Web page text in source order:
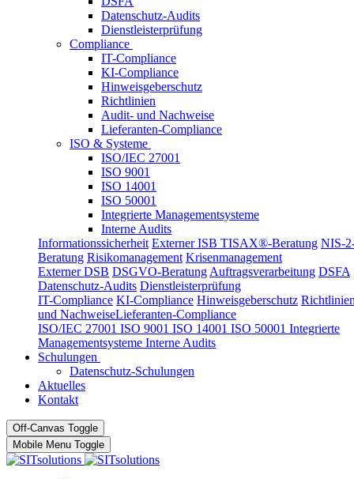
Datenschutz-Audits
Dienstleisterprüfung
Compliance
IT-Compliance
KI-Compliance
Hinweisgeberschutz
Richtlinien
Audit- und Nachweise
Lieferanten-Compliance
ISO & Systeme
ISO/IEC 27001
ISO 9001
ISO 14001
ISO 50001
Integrierte Managementsysteme
Interne Audits
Informationssicherheit Externer ISB TISAX®-Beratung NIS-
Beratung Risikomanagement Krisenmanagement
Externer DSB DSGVO-Beratung Auftragsverarbeitung DSFA
Datenschutz-Audits Dienstleisterprüfung
IT-Compliance KI-Compliance Hinweisgeberschutz
und NachweiseLieferanten-Compliance
ISO/IEC 27001 ISO 9001 ISO 14001 ISO 50001 Integrierte
Managementsysteme Interne Audits
Schulungen
Datenschutz-Schulungen
Aktuelles
Kontakt
Off-Canvas Toggle
Mobile Menu Toggle